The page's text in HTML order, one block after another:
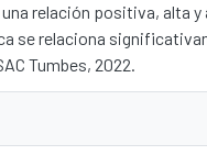
relación positiva, alta
se relaciona
Tumbes, 2022.